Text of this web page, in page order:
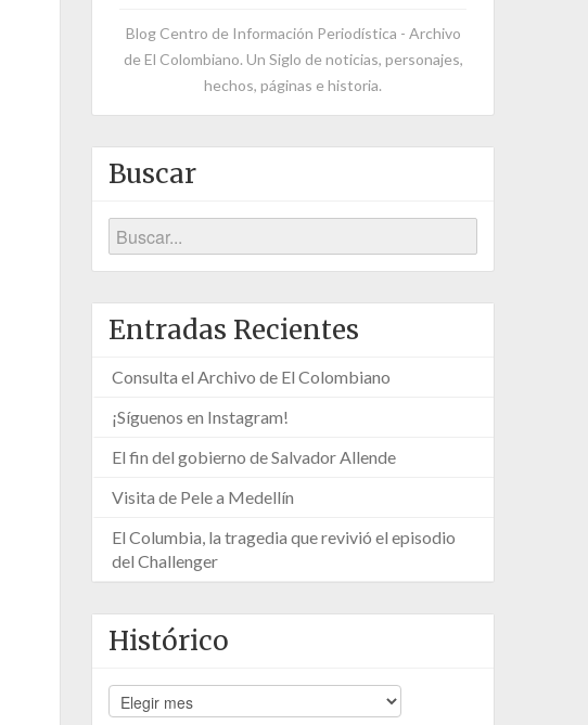
Blog Centro de Información Periodística - Archivo
de El Colombiano. Un Siglo de noticias, personajes,
hechos, páginas e historia.
Buscar
Entradas Recientes
Consulta el Archivo de El Colombiano
¡Síguenos en Instagram!
El fin del gobierno de Salvador Allende
Visita de Pele a Medellín
El Columbia, la tragedia que revivió el episodio
del Challenger
Histórico